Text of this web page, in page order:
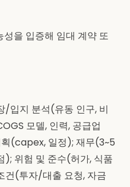
을 입증해 임대 계약 또
/입지 분석(유동 인구, 비
모델, 인력, 공급업
(capex, 일정); 재무(3~5
); 위험 및 준수(허가, 식품
건(투자/대출 요청, 자금